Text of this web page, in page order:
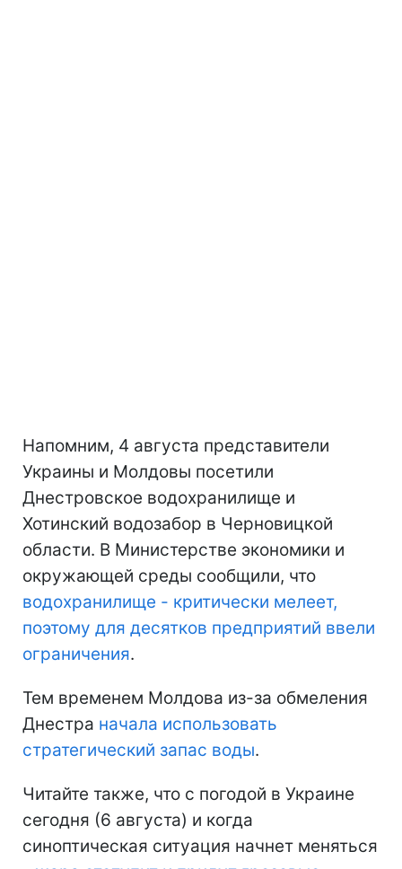
Напомним, 4 августа представители
Украины и Молдовы посетили
Днестровское водохранилище и
Хотинский водозабор в Черновицкой
области. В Министерстве экономики и
окружающей среды сообщили, что
водохранилище - критически мелеет,
поэтому для десятков предприятий ввели
ограничения.
Тем временем Молдова из-за обмеления
Днестра начала использовать
стратегический запас воды.
Читайте также, что с погодой в Украине
сегодня (6 августа) и когда
синоптическая ситуация начнет меняться